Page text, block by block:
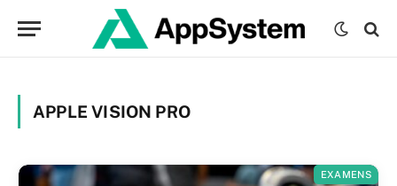
APPLE VISION PRO
EXAMENS